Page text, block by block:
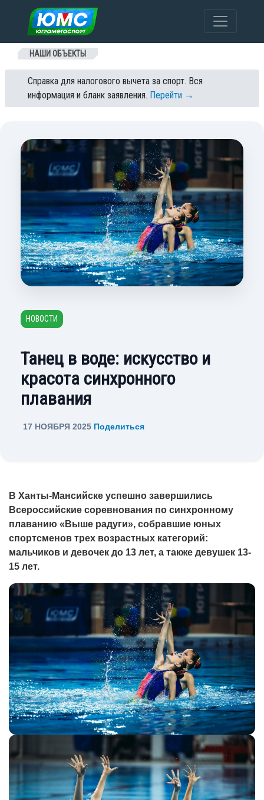
Перейти к содержанию
НАШИ ОБЪЕКТЫ
Справка для налогового вычета за спорт. Вся
информация и бланк заявления. Перейти →
НОВОСТИ
Танец в воде: искусство и
красота синхронного
плавания
17 НОЯБРЯ 2025 Поделиться
В Ханты-Мансийске успешно завершились
Всероссийские соревнования по синхронному
плаванию «Выше радуги», собравшие юных
спортсменов трех возрастных категорий:
мальчиков и девочек до 13 лет, а также девушек 13-
15 лет.